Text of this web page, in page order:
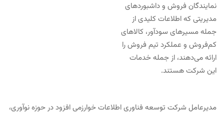
نمایندگان فروش و داشبوردهای
مدیریتی که اطلاعات کلیدی از
جمله مسیرهای سودآور، کالاهای
کم‌فروش و عملکرد تیم فروش را
ارائه می‌دهند، از جمله خدمات
این شرکت هستند.
مدیرعامل شرکت توسعه فناوری اطلاعات خوارزمی افزود در حوزه نوآوری،